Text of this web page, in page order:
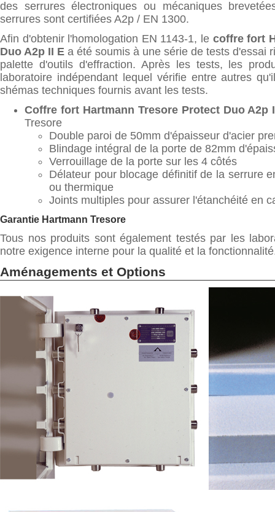
des serrures électroniques ou mécaniques
serrures sont certifiées A2p / EN 1300.
Afin d'obtenir l'homologation EN 1143-1, le coffre fort
Duo A2p II E a été soumis à une série de tests d'essai
palette d'outils d'effraction. Après les tests, les
laboratoire indépendant lequel vérifie entre autres
shémas techniques fournis avant les tests.
Coffre fort Hartmann Tresore Protect Duo A2p
Tresore
Double paroi de 50mm d'épaisseur d'acier
Blindage intégral de la porte de 82mm
Verrouillage de la porte sur les 4 côtés
Délateur pour blocage définitif de la serrure
ou thermique
Joints multiples pour assurer l'étanchéité en
Garantie Hartmann Tresore
Tous nos produits sont également testés par les
notre exigence interne pour la qualité et la
Aménagements et Options